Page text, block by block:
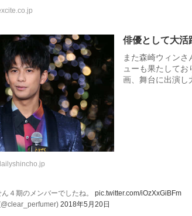
俳優として大活
また森崎ウィン
ューも果たして
画、舞台に出演し
４期のメンバーでしたね。 pic.twitter.com/iOzXxGiBFm
2018年5月20日